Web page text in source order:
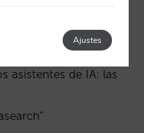
del GP de
de México para los
asistentes de IA: las
Ajustes